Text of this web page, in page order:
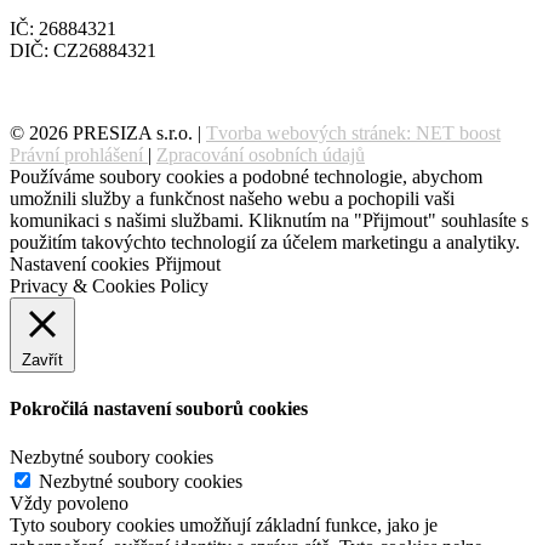
IČ: 26884321
DIČ: CZ26884321
© 2026 PRESIZA s.r.o. | Tvorba webových stránek: NET boost
Právní prohlášení | Zpracování osobních údajů
Používáme soubory cookies a podobné technologie, abychom
umožnili služby a funkčnost našeho webu a pochopili vaši
komunikaci s našimi službami. Kliknutím na "Přijmout" souhlasíte s
použitím takovýchto technologií za účelem marketingu a analytiky.
Nastavení cookies Přijmout
Privacy & Cookies Policy
Zavřít
Pokročilá nastavení souborů cookies
Nezbytné soubory cookies
Nezbytné soubory cookies
Vždy povoleno
Tyto soubory cookies umožňují základní funkce, jako je